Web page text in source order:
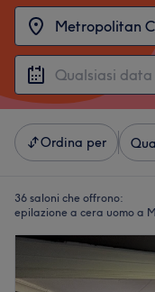
Ordina per
36 saloni che offrono:
epilazione a cera uomo a